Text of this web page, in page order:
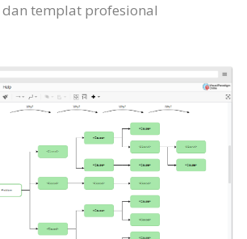
templat profesional